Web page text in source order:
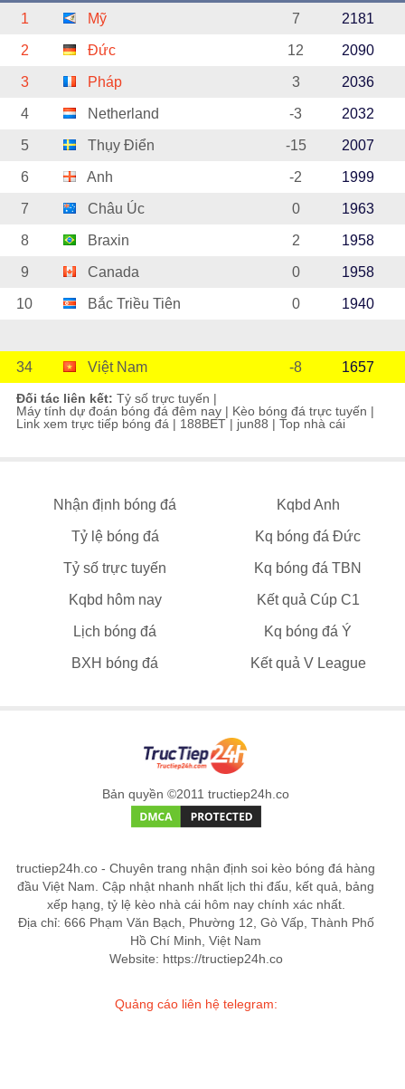
1 Mỹ 7 2181
2 Đức 12 2090
3 Pháp 3 2036
4 Netherland -3 2032
5 Thụy Điển -15 2007
6 Anh -2 1999
7 Châu Úc 0 1963
8 Braxin 2 1958
9 Canada 0 1958
10 Bắc Triều Tiên 0 1940
34 Việt Nam -8 1657
Đối tác liên kết: Tỷ số trực tuyến |
Máy tính dự đoán bóng đá đêm nay | Kèo bóng đá trực tuyến |
Link xem trực tiếp bóng đá | 188BET | jun88 | Top nhà cái
Nhận định bóng đá Kqbd Anh
Tỷ lệ bóng đá Kq bóng đá Đức
Tỷ số trực tuyến Kq bóng đá TBN
Kqbd hôm nay Kết quả Cúp C1
Lịch bóng đá Kq bóng đá Ý
BXH bóng đá Kết quả V League
Bản quyền ©2011 tructiep24h.co
tructiep24h.co - Chuyên trang nhận định soi kèo bóng đá hàng
đầu Việt Nam. Cập nhật nhanh nhất lịch thi đấu, kết quả, bảng
xếp hạng, tỷ lệ kèo nhà cái hôm nay chính xác nhất.
Địa chỉ: 666 Phạm Văn Bạch, Phường 12, Gò Vấp, Thành Phố
Hồ Chí Minh, Việt Nam
Website: https://tructiep24h.co
Quảng cáo liên hệ telegram: